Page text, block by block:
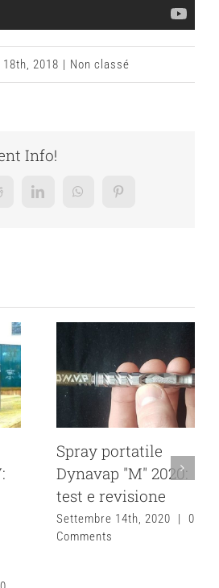
2018 | Non classé
Info!
Reddit LinkedInWhatsApp
Spray portatile
Dynavap "M" 2020:
test e revisione
Settembre 14th, 2020
0
Comments